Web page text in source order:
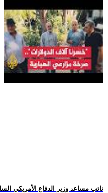
.. نائب مساعد وزير الدفاع الأمريكي